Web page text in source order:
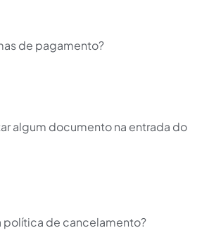
de pagamento?
algum documento na entrada do
política de cancelamento?